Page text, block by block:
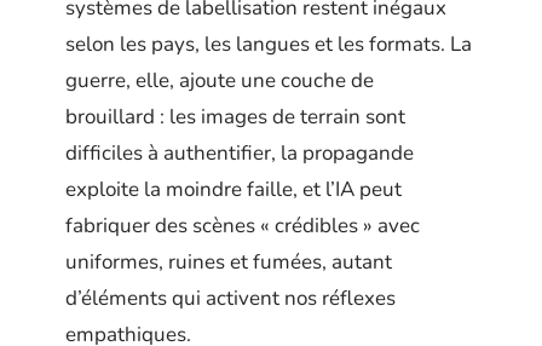
systèmes de labellisation restent inégaux
selon les pays, les langues et les formats. La
guerre, elle, ajoute une couche de
brouillard : les images de terrain sont
difficiles à authentifier, la propagande
exploite la moindre faille, et l’IA peut
fabriquer des scènes « crédibles » avec
uniformes, ruines et fumées, autant
d’éléments qui activent nos réflexes
empathiques.